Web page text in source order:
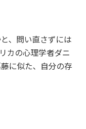
、問い直さずには
カの心理学者ダニ
に似た、自分の存